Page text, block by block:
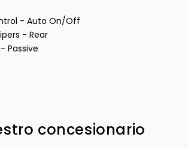
- Auto On/Off
- Rear
Passive
concesionario